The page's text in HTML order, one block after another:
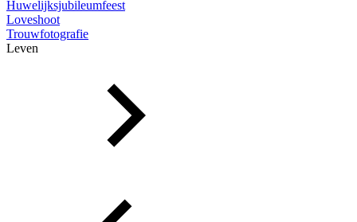
Huwelijksjubileumfeest
Loveshoot
Trouwfotografie
Leven